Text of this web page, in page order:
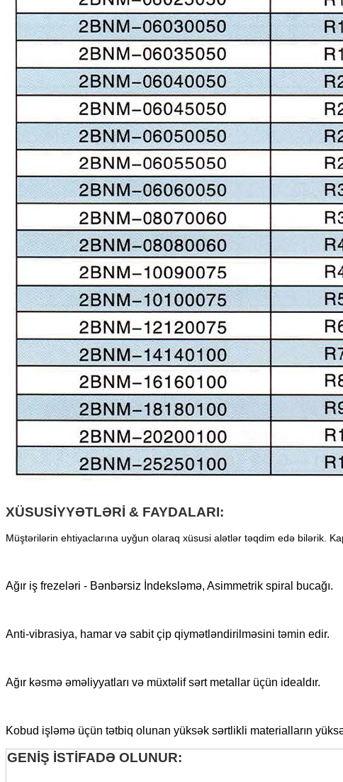
XÜSUSİYYƏTLƏRİ & FAYDALARI:
Müştərilərin ehtiyaclarına uyğun olaraq xüsusi alətlər təqdim edə bilərik.
Ağır iş frezeləri - Bənbərsiz İndeksləmə, Asimmetrik spiral bucağı.
Anti-vibrasiya, hamar və sabit çip qiymətləndirilməsini təmin edir.
Ağır kəsmə əməliyyatları və müxtəlif sərt metallar üçün idealdır.
Kobud işləmə üçün tətbiq olunan yüksək sərtlikli materialların
GENİŞ İSTİFADƏ OLUNUR: